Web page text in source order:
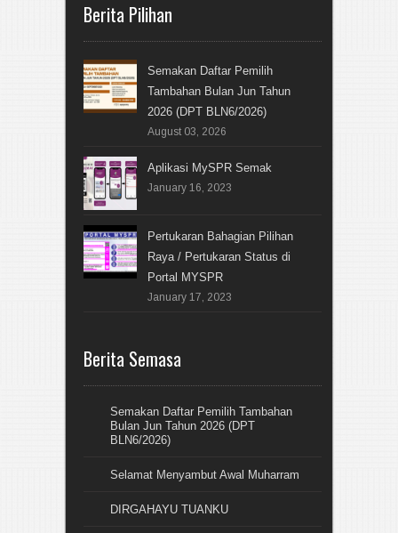
Berita Pilihan
Semakan Daftar Pemilih
Tambahan Bulan Jun Tahun
2026 (DPT BLN6/2026)
August 03, 2026
Aplikasi MySPR Semak
January 16, 2023
Pertukaran Bahagian Pilihan
Raya / Pertukaran Status di
Portal MYSPR
January 17, 2023
Berita Semasa
Semakan Daftar Pemilih Tambahan
Bulan Jun Tahun 2026 (DPT
BLN6/2026)
Selamat Menyambut Awal Muharram
DIRGAHAYU TUANKU